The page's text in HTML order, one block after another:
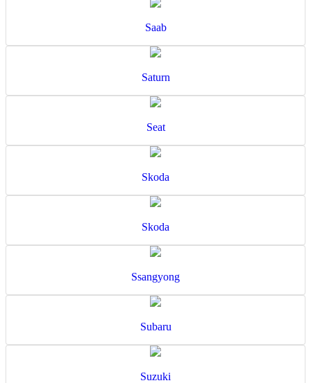
Saab
Saturn
Seat
Skoda
Skoda
Ssangyong
Subaru
Suzuki